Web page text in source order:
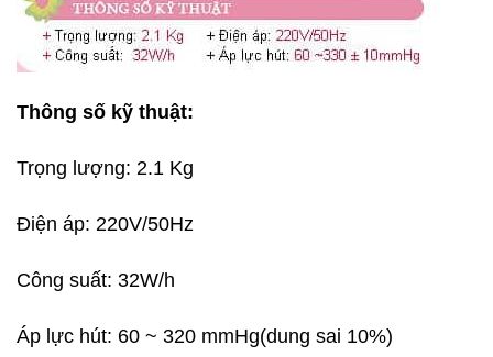
Thông số kỹ thuật:
Trọng lượng: 2.1 Kg
Điện áp: 220V/50Hz
Công suất: 32W/h
Áp lực hút: 60 ~ 320 mmHg(dung sai 10%)